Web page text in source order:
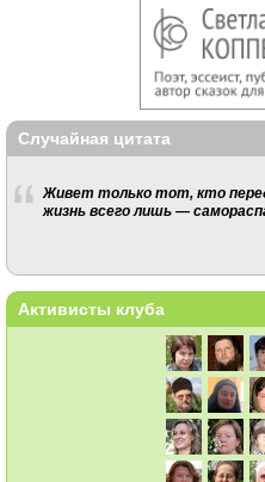
Случайная цитата
Живет только тот, кто
жизнь всего лишь —
Активисты клуба